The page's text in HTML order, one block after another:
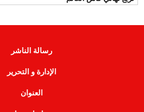
رسالة الناشر
الإدارة و التحرير
العنوان